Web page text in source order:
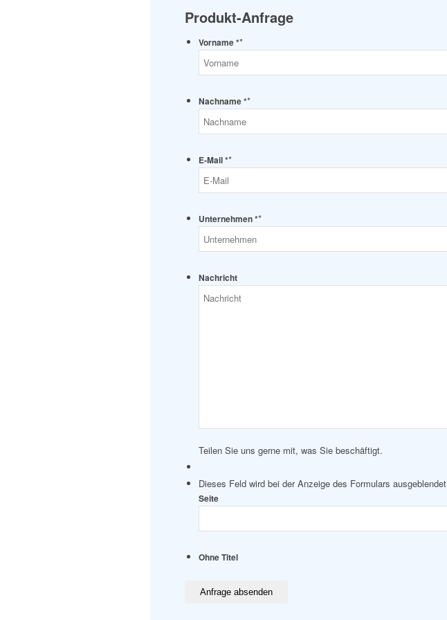
Produkt-Anfrage
Vorname **
Nachname **
E-Mail **
Unternehmen **
Nachricht
Teilen Sie uns gerne mit, was Sie beschäftigt.
Dieses Feld wird bei der Anzeige des Formulars ausgeblendet
Seite
Ohne Titel